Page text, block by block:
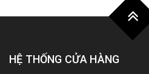
HỆ THỐNG CỬA HÀNG